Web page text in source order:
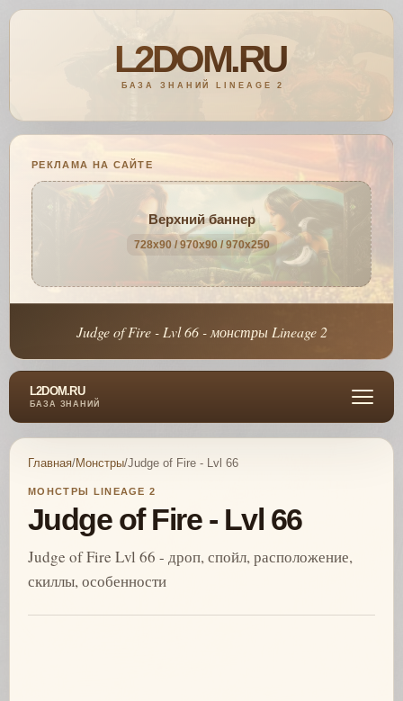
РЕКЛАМА НА САЙТЕ
Верхний баннер
728x90 / 970x90 / 970x250
Judge of Fire - Lvl 66 - монстры Lineage 2
L2DOM.RU
БАЗА ЗНАНИЙ
Главная/Монстры/Judge of Fire - Lvl 66
МОНСТРЫ LINEAGE 2
Judge of Fire - Lvl 66
Judge of Fire Lvl 66 - дроп, спойл, расположение,
скиллы, особенности